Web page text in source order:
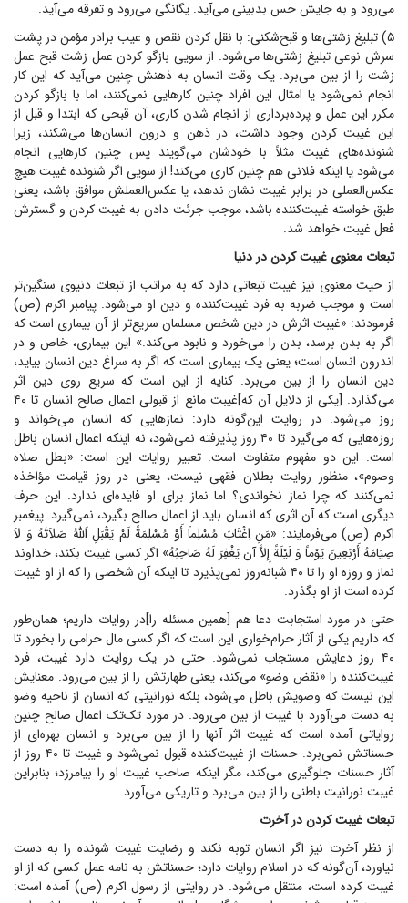
می‌رود و به جایش حس بدبینی می‌آید. یگانگی می‌رود و تفرقه می‌آید.
۵) تبلیغ زشتی‌ها و قبح‌شکنی: با نقل کردن نقص و عیب برادر مؤمن در پشت
سرش نوعی تبلیغ زشتی‌ها می‌شود. از سویی بازگو کردن عمل زشت قبح عمل
زشت را از بین می‌برد. یک وقت انسان به ذهنش چنین می‌آید که این کار
انجام نمی‌شود یا امثال این افراد چنین کار‌هایی نمی‌کنند، اما با بازگو کردن
مکرر این عمل و پرده‌برداری از انجام شدن کاری، آن قبحی که ابتدا و قبل از
این غیبت کردن وجود داشت، در ذهن و درون انسان‌ها می‌شکند، زیرا
شنونده‌های غیبت مثلاً با خودشان می‌گویند پس چنین کار‌هایی انجام
می‌شود یا اینکه فلانی هم چنین کاری می‌کند! از سویی اگر شنونده غیبت هیچ
عکس‌العملی در برابر غیبت نشان ندهد، یا عکس‌العملش موافق باشد، یعنی
طبق خواسته غیبت‌کننده باشد، موجب جرئت دادن به غیبت کردن و گسترش
فعل غیبت خواهد شد.
تبعات معنوی غیبت کردن در دنیا
از حیث معنوی نیز غیبت تبعاتی دارد که به مراتب از تبعات دنیوی سنگین‌تر
است و موجب ضربه به فرد غیبت‌کننده و دین او می‌شود. پیامبر اکرم (ص)
فرمودند: «غیبت اثرش در دین شخص مسلمان سریع‌تر از آن بیماری است که
اگر به بدن برسد، بدن را می‌خورد و نابود می‌کند.» این بیماری، خاص و در
اندرون انسان است؛ یعنی یک بیماری است که اگر به سراغ دین انسان بیاید،
دین انسان را از بین می‌برد. کنایه از این است که سریع روی دین اثر
می‌گذارد. [یکی از دلایل آن که]غیبت مانع از قبولی اعمال صالح انسان تا ۴۰
روز می‌شود. در روایت این‌گونه دارد: نماز‌هایی که انسان می‌خواند و
روزه‌هایی که می‌گیرد تا ۴۰ روز پذیرفته نمی‌شود، نه اینکه اعمال انسان باطل
است. این دو مفهوم متفاوت است. تعبیر روایات این است: «بطل صلاه
وصوم»، منظور روایت بطلان فقهی نیست، یعنی در روز قیامت مؤاخذه
نمی‌کنند که چرا نماز نخواندی؟ اما نماز برای او فایده‌ای ندارد. این حرف
دیگری است که آن اثری که انسان باید از اعمال صالح بگیرد، نمی‌گیرد. پیغمبر
اکرم (ص) می‌فرمایند: «مَنِ اِغْتَابَ مُسْلِماً أَوْ مُسْلِمَةً لَمْ یَقْبَلِ اَللَّهُ صَلاَتَهُ وَ لاَ
صِیَامَهُ أَرْبَعِینَ یَوْماً وَ لَیْلَةً إِلاَّ آن یَغْفِرَ لَهُ صَاحِبُهُ» اگر کسی غیبت بکند، خداوند
نماز و روزه او را تا ۴۰ شبانه‌روز نمی‌پذیرد تا اینکه آن شخصی را که از او غیبت
کرده است از او بگذرد.
حتی در مورد استجابت دعا هم [همین مسئله را]در روایات داریم؛ همان‌طور
که داریم یکی از آثار حرام‌خواری این است که اگر کسی مال حرامی را بخورد تا
۴۰ روز دعایش مستجاب نمی‌شود. حتی در یک روایت دارد غیبت، فرد
غیبت‌کننده را «نقض وضو» می‌کند، یعنی طهارتش را از بین می‌رود. معنایش
این نیست که وضویش باطل می‌شود، بلکه نورانیتی که انسان از ناحیه وضو
به دست می‌آورد با غیبت از بین می‌رود. در مورد تک‌تک اعمال صالح چنین
روایاتی آمده است که غیبت اثر آنها را از بین می‌برد و انسان بهره‌ای از
حسناتش نمی‌برد. حسنات از غیبت‌کننده قبول نمی‌شود و غیبت تا ۴۰ روز از
آثار حسنات جلوگیری می‌کند، مگر اینکه صاحب غیبت او را بیامرزد؛ بنابراین
غیبت نورانیت باطنی را از بین می‌برد و تاریکی می‌آورد.
تبعات غیبت کردن در آخرت
از نظر آخرت نیز اگر انسان توبه نکند و رضایت غیبت شونده را به دست
نیاورد، آن‌گونه که در اسلام روایات دارد؛ حسناتش به نامه عمل کسی که از او
غیبت کرده است، منتقل می‌شود. در روایتی از رسول اکرم (ص) آمده است: